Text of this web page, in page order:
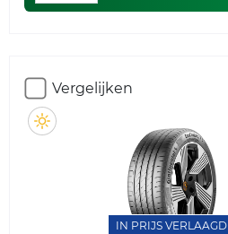
Vergelijken
IN PRIJS VERLAAGD